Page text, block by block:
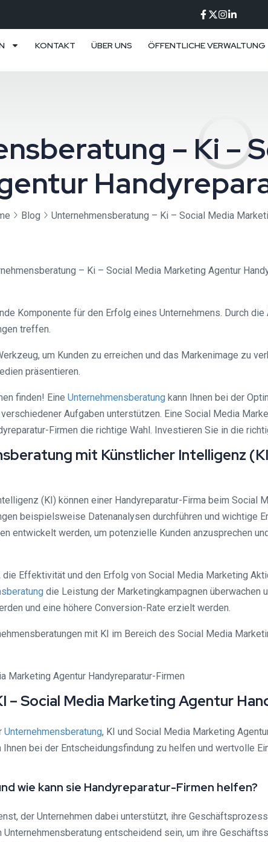
KONTAKT ÜBER UNS ÖFFENTLICHE VERWALTUNG
– Ki –
Blog Unternehmensberatung – Ki – Social Media
– Ki – Social Media Marketing Agentur
Komponente für den Erfolg eines Unternehmens. Durch
treffen.
um Kunden zu erreichen und das Markenimage zu
präsentieren.
finden! Eine Unternehmensberatung kann Ihnen bei der
Aufgaben unterstützen. Eine Social Media
Firmen die richtige Wahl. Investieren Sie in die
mit Künstlicher Intelligenz
(KI) können einer Handyreparatur-Firma beim
beispielsweise Datenanalysen durchführen und wichtige
entwickelt werden, um potenzielle Kunden anzusprechen
Effektivität und den Erfolg von Social Media Marketing
die Leistung der Marketingkampagnen überwachen
und eine höhere Conversion-Rate erzielt werden.
mit KI im Bereich des Social Media
– Social Media Marketing Agentur
Unternehmensberatung, KI und Social Media Marketing
bei der Entscheidungsfindung zu helfen und wertvolle
wie kann sie Handyreparatur-Firmen helfen?
der Unternehmen dabei unterstützt, ihre
Unternehmensberatung entscheidend sein, um ihre